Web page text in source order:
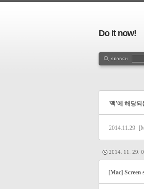
Do it now!
'맥'에 해당되
2014.11.29
2014. 11. 29.
[Mac] Screen